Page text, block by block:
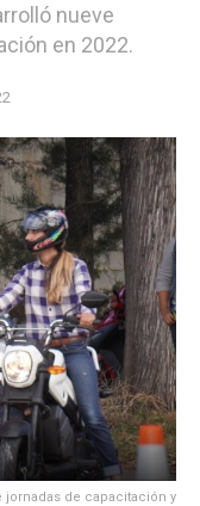
nueve
en 2022.
jornadas de capacitación y